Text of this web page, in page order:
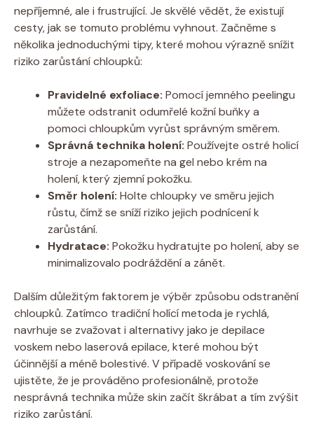
nepříjemné, ale i frustrující. Je skvělé vědět, že existují
cesty, jak se tomuto problému vyhnout. Začněme s
několika jednoduchými tipy, které mohou výrazně snížit
riziko zarůstání chloupků:
Pravidelné exfoliace: Pomocí jemného peelingu
můžete odstranit odumřelé kožní buňky a
pomoci chloupkům vyrůst správným směrem.
Správná technika holení: Používejte ostré holicí
stroje a nezapomeňte na gel nebo krém na
holení, který zjemní pokožku.
Směr holení: Holte chloupky ve směru jejich
růstu, čímž se sníží riziko jejich podnícení k
zarůstání.
Hydratace: Pokožku hydratujte po holení, aby se
minimalizovalo podráždění a zánět.
Dalším důležitým faktorem je výběr způsobu odstranění
chloupků. Zatímco tradiční holící metoda je rychlá,
navrhuje se zvažovat i alternativy jako je depilace
voskem nebo laserová epilace, které mohou být
účinnější a méně bolestivé. V případě voskování se
ujistěte, že je prováděno profesionálně, protože
nesprávná technika může skin začít škrábat a tím zvýšit
riziko zarůstání.